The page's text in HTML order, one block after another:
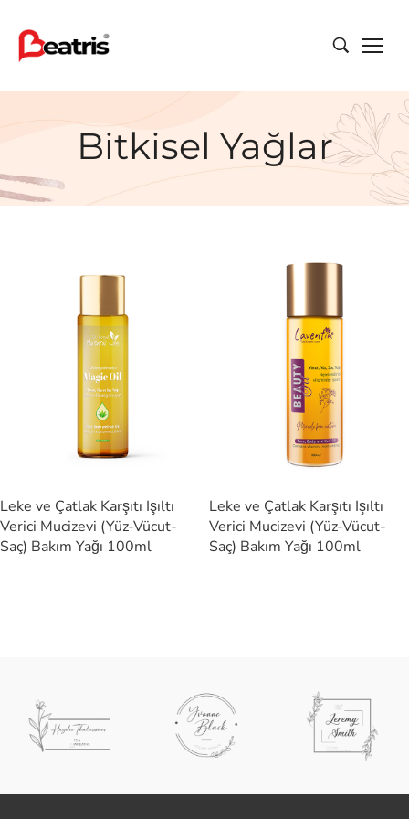
Bitkisel Yağlar
Leke ve Çatlak Karşıtı Işıltı
Verici Mucizevi (Yüz-Vücut-
Saç) Bakım Yağı 100ml
Leke ve Çatlak Karşıtı Işıltı
Verici Mucizevi (Yüz-Vücut-
Saç) Bakım Yağı 100ml